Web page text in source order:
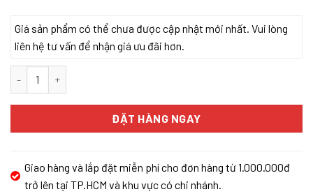
Giá sản phẩm có thể chưa được cập nhật mới nhất. Vui lòng
liên hệ tư vấn để nhận giá ưu đãi hơn.
ĐẶT HÀNG NGAY
Giao hàng và lắp đặt miễn phí cho đơn hàng từ 1.000.000đ
trở lên tại TP.HCM và khu vực có chi nhánh.